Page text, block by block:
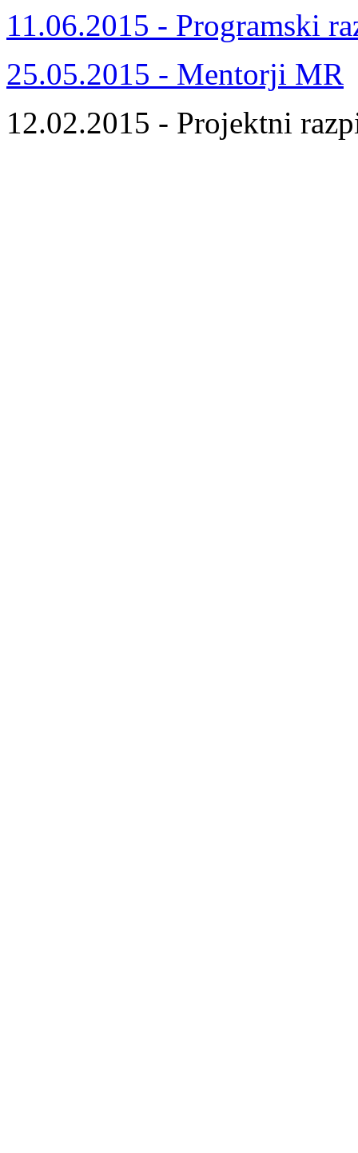
11.06.2015 - Programski
25.05.2015 - Mentorji MR
12.02.2015 - Projektni